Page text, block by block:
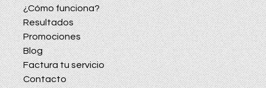
¿Cómo funciona?
Resultados
Promociones
Blog
Factura tu servicio
Contacto